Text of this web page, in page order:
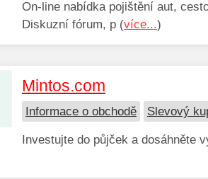
On-line nabídka pojištění aut,
Diskuzní fórum, p (více...)
Mintos.com
Informace o obchodě Slevový
Investujte do půjček a dosáhněte